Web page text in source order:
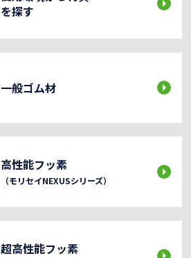
を探す
一般ゴム材
高性能フッ素
（モリセイNEXUSシリーズ）
超高性能フッ素